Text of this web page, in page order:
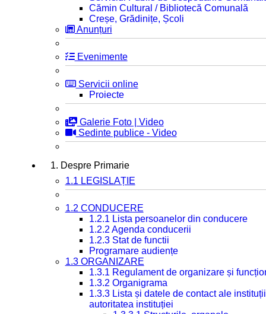
Cămin Cultural / Bibliotecă Comunală
Creșe, Grădinițe, Școli
Anunțuri
Evenimente
Servicii online
Proiecte
Galerie Foto | Video
Sedinte publice - Video
1. Despre Primarie
1.1 LEGISLAȚIE
1.2 CONDUCERE
1.2.1 Lista persoanelor din conducere
1.2.2 Agenda conducerii
1.2.3 Stat de functii
Programare audiențe
1.3 ORGANIZARE
1.3.1 Regulament de organizare și
1.3.2 Organigrama
1.3.3 Lista și datele de contact ale
autoritatea instituției